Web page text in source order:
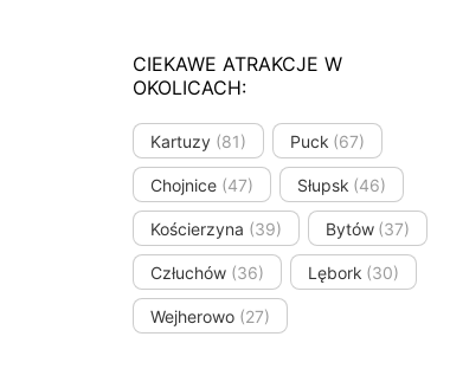
CIEKAWE ATRAKCJE W
OKOLICACH:
Kartuzy (81) Puck (67)
Chojnice (47) Słupsk (46)
Kościerzyna (39) Bytów (37)
Człuchów (36) Lębork (30)
Wejherowo (27)